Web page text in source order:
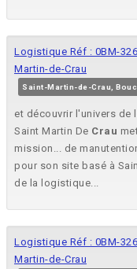
Logistique Réf : 0BM-
Martin-de-Crau
Saint-Martin-de-Crau,
et découvrir l'univers de
Saint Martin De Crau
mission... de
pour son site basé à
de la logistique...
Logistique Réf : 0BM-
Martin-de-Crau